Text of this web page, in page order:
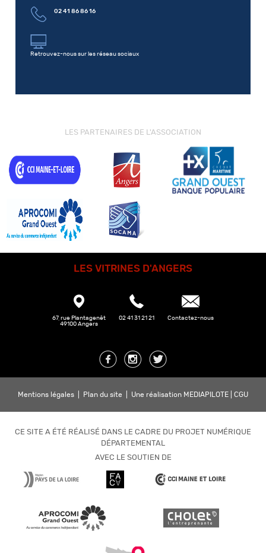
02 41 86 86 16
Retrouvez-nous sur les réseau sociaux
LES PARTENAIRES DE L'ASSOCIATION
LES VITRINES D'ANGERS
67, rue Plantagenêt
49100 Angers
02 41 31 21 21 Contactez-nous
Mentions légales Plan du site Une réalisation MEDIAPILOTE CGU
CE SITE A ÉTÉ RÉALISÉ DANS LE CADRE DU PROJET NUMÉRIQUE
DÉPARTEMENTAL
AVEC LE SOUTIEN DE